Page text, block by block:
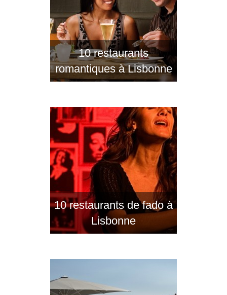
10 restaurants
romantiques à Lisbonne
10 restaurants de fado à
Lisbonne